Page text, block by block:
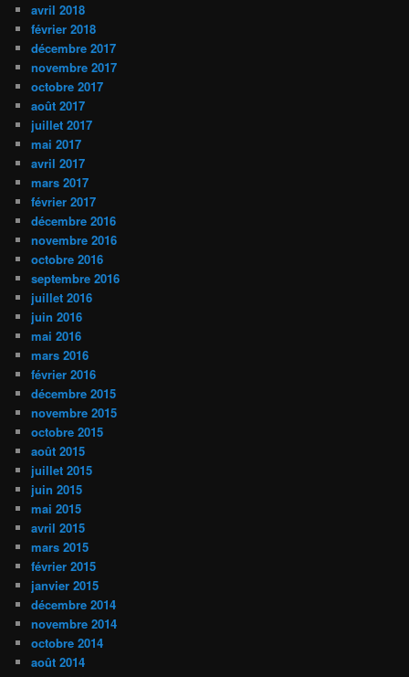
avril 2018
février 2018
décembre 2017
novembre 2017
octobre 2017
août 2017
juillet 2017
mai 2017
avril 2017
mars 2017
février 2017
décembre 2016
novembre 2016
octobre 2016
septembre 2016
juillet 2016
juin 2016
mai 2016
mars 2016
février 2016
décembre 2015
novembre 2015
octobre 2015
août 2015
juillet 2015
juin 2015
mai 2015
avril 2015
mars 2015
février 2015
janvier 2015
décembre 2014
novembre 2014
octobre 2014
août 2014